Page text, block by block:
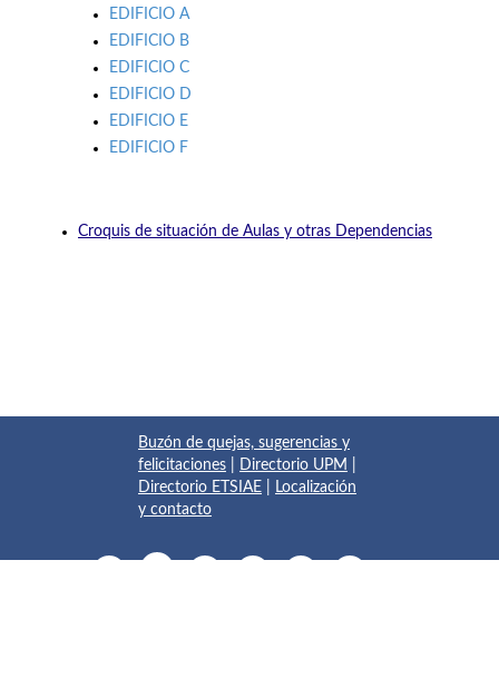
EDIFICIO A
EDIFICIO B
EDIFICIO C
EDIFICIO D
EDIFICIO E
EDIFICIO F
Croquis de situación de Aulas y otras Dependencias
Buzón de quejas, sugerencias y
felicitaciones
Directorio UPM
Directorio ETSIAE
Localización
y contacto